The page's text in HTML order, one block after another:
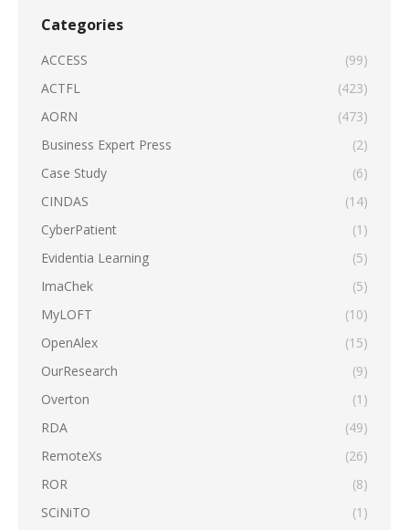
Categories
ACCESS
(99)
ACTFL
(423)
AORN
(473)
Business Expert Press
(2)
Case Study
(6)
CINDAS
(14)
CyberPatient
(1)
Evidentia Learning
(5)
ImaChek
(5)
MyLOFT
(10)
OpenAlex
(15)
OurResearch
(9)
Overton
(1)
RDA
(49)
RemoteXs
(26)
ROR
(8)
SCiNiTO
(1)